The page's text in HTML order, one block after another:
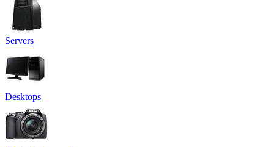
Servers
Desktops